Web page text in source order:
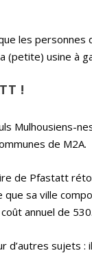
les
(petite) usine à
!
Mulhousiens-
de M2A.
de Pfastatt
sa ville
annuel de
d’autres sujets